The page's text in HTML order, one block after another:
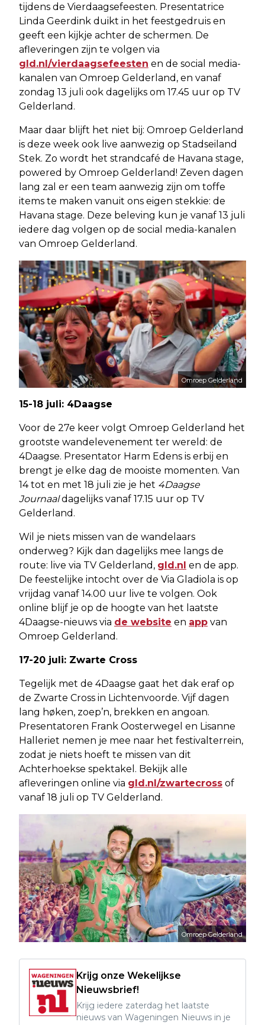
tijdens de Vierdaagsefeesten. Presentatrice
Linda Geerdink duikt in het feestgedruis en
geeft een kijkje achter de schermen. De
afleveringen zijn te volgen via
gld.nl/vierdaagsefeesten en de social media-
kanalen van Omroep Gelderland, en vanaf
zondag 13 juli ook dagelijks om 17.45 uur op TV
Gelderland.
Maar daar blijft het niet bij: Omroep Gelderland
is deze week ook live aanwezig op Stadseiland
Stek. Zo wordt het strandcafé de Havana stage,
powered by Omroep Gelderland! Zeven dagen
lang zal er een team aanwezig zijn om toffe
items te maken vanuit ons eigen stekkie: de
Havana stage. Deze beleving kun je vanaf 13 juli
iedere dag volgen op de social media-kanalen
van Omroep Gelderland.
Omroep Gelderland
15-18 juli: 4Daagse
Voor de 27e keer volgt Omroep Gelderland het
grootste wandelevenement ter wereld: de
4Daagse. Presentator Harm Edens is erbij en
brengt je elke dag de mooiste momenten. Van
14 tot en met 18 juli zie je het 4Daagse
Journaaldagelijks vanaf 17.15 uur op TV
Gelderland.
Wil je niets missen van de wandelaars
onderweg? Kijk dan dagelijks mee langs de
route: live via TV Gelderland, gld.nl en de app.
De feestelijke intocht over de Via Gladiola is op
vrijdag vanaf 14.00 uur live te volgen. Ook
online blijf je op de hoogte van het laatste
4Daagse-nieuws via de website en app van
Omroep Gelderland.
17-20 juli: Zwarte Cross
Tegelijk met de 4Daagse gaat het dak eraf op
de Zwarte Cross in Lichtenvoorde. Vijf dagen
lang høken, zoep’n, brekken en angoan.
Presentatoren Frank Oosterwegel en Lisanne
Halleriet nemen je mee naar het festivalterrein,
zodat je niets hoeft te missen van dit
Achterhoekse spektakel. Bekijk alle
afleveringen online via gld.nl/zwartecross of
vanaf 18 juli op TV Gelderland.
Omroep Gelderland
Krijg onze Wekelijkse
Nieuwsbrief!
Krijg iedere zaterdag het laatste
nieuws van Wageningen Nieuws in je